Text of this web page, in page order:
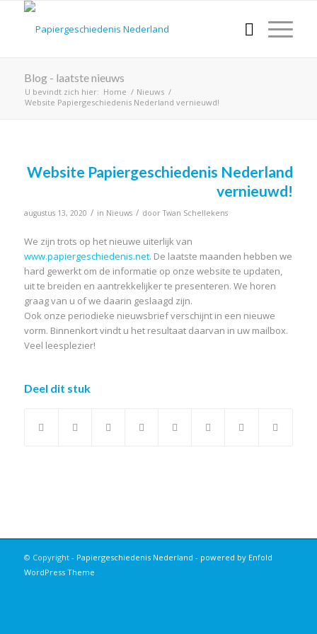
Blog - laatste nieuws
U bevindt zich hier: Home / Nieuws /
Website Papiergeschiedenis Nederland vernieuwd!
Website Papiergeschiedenis Nederland
vernieuwd!
augustus 13, 2020 / in Nieuws / doorTwan Schellekens
We zijn trots op het nieuwe uiterlijk van
www.papiergeschiedenis.net. De laatste maanden hebben we
hard gewerkt om de informatie op onze website te updaten,
uit te breiden en aantrekkelijker te presenteren. We horen
graag van u of we daarin geslaagd zijn.
Ook onze periodieke nieuwsbrief verschijnt in een nieuwe
vorm. Binnenkort vindt u het resultaat daarvan in uw mailbox.
Veel leesplezier!
Deel dit stuk
© Copyright - Papiergeschiedenis Nederland - powered by Enfold
WordPress Theme